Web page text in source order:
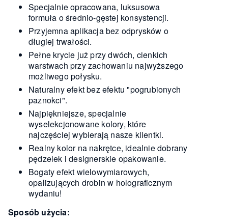
Specjalnie opracowana, luksusowa
formuła o średnio-gęstej konsystencji.
Przyjemna aplikacja bez odprysków o
długiej trwałości.
Pełne krycie już przy dwóch, cienkich
warstwach przy zachowaniu najwyższego
możliwego połysku.
Naturalny efekt bez efektu "pogrubionych
paznokci".
Najpiękniejsze, specjalnie
wyselekcjonowane kolory, które
najczęściej wybierają nasze klientki.
Realny kolor na nakrętce, idealnie dobrany
pędzelek i designerskie opakowanie.
Bogaty efekt wielowymiarowych,
opalizujących drobin w holograficznym
wydaniu!
Sposób użycia: